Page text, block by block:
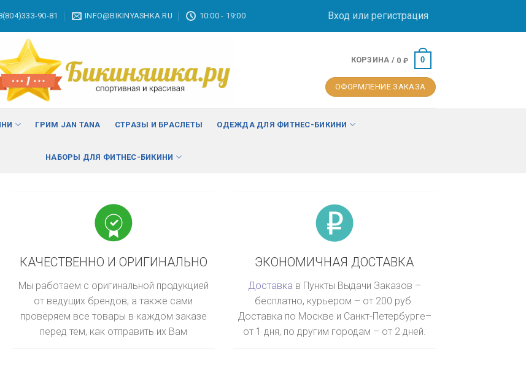
90-81 INFO@BIKINYASHKA.RU 10:00 - 19:00 Вход или регистрация
КОРЗИНА / 0 ₽ 0
ОФОРМЛЕНИЕ ЗАКАЗА
ГРИМ JAN TANA СТРАЗЫ И БРАСЛЕТЫ ОДЕЖДА ДЛЯ ФИТНЕС-БИКИНИ
НАБОРЫ ДЛЯ ФИТНЕС-БИКИНИ
КАЧЕСТВЕННО И ОРИГИНАЛЬНО
Мы работаем с оригинальной продукцией
от ведущих брендов, а также сами
проверяем все товары в каждом заказе
перед тем, как отправить их Вам
ЭКОНОМИЧНАЯ ДОСТАВКА
Доставка в Пункты Выдачи Заказов –
бесплатно, курьером – от 200 руб.
Доставка по Москве и Санкт-Петербурге–
от 1 дня, по другим городам – от 2 дней.